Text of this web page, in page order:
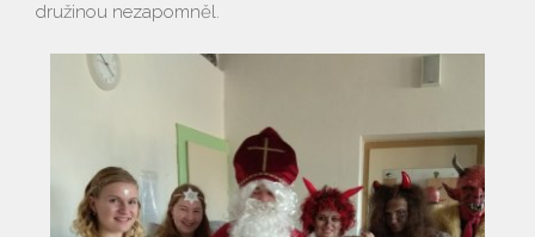
družinou nezapomněl.